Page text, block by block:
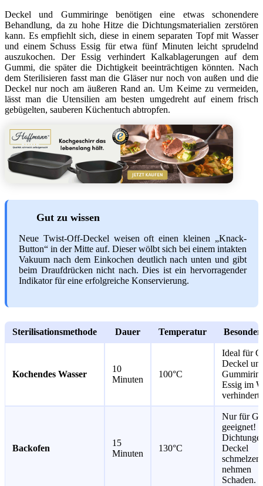
Deckel und Gummiringe benötigen eine etwas schonendere
Behandlung, da zu hohe Hitze die Dichtungsmaterialien zerstören
kann. Es empfiehlt sich, diese in einem separaten Topf mit Wasser
und einem Schuss Essig für etwa fünf Minuten leicht sprudelnd
auszukochen. Der Essig verhindert Kalkablagerungen auf dem
Gummi, die später die Dichtigkeit beeinträchtigen könnten. Nach
dem Sterilisieren fasst man die Gläser nur noch von außen und die
Deckel nur noch am äußeren Rand an. Um Keime zu vermeiden,
lässt man die Utensilien am besten umgedreht auf einem frisch
gebügelten, sauberen Küchentuch abtropfen.
Gut zu wissen
Neue Twist-Off-Deckel weisen oft einen kleinen „Knack-
Button“ in der Mitte auf. Dieser wölbt sich bei einem intakten
Vakuum nach dem Einkochen deutlich nach unten und gibt
beim Draufdrücken nicht nach. Dies ist ein hervorragender
Indikator für eine erfolgreiche Konservierung.
Sterilisationsmethode Dauer Temperatur
Kochendes Wasser
10
Minuten
100°C
Ideal für
Deckel
Essig im
verhindert
Backofen
15
Minuten
130°C
Nur für
geeignet!
Deckel
schmelzen
nehmen
Schaden.